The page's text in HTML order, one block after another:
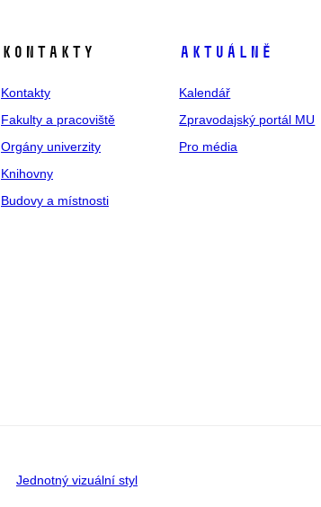
Kontakty
Kontakty
Fakulty a pracoviště
Orgány univerzity
Knihovny
Budovy a místnosti
Aktuálně
Kalendář
Zpravodajský portál MU
Pro média
Jednotný vizuální styl